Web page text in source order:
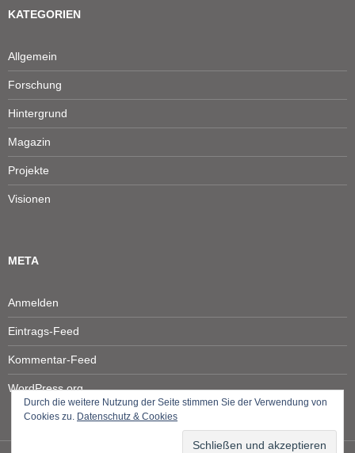
KATEGORIEN
Allgemein
Forschung
Hintergrund
Magazin
Projekte
Visionen
META
Anmelden
Eintrags-Feed
Kommentar-Feed
WordPress.org
Durch die weitere Nutzung der Seite stimmen Sie der Verwendung von
Cookies zu. Datenschutz & Cookies